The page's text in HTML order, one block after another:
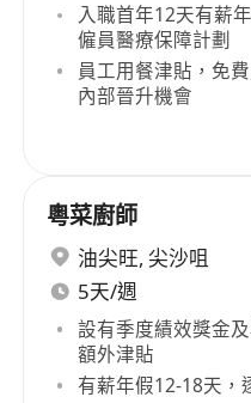
入職首年12天有薪
僱員醫療保障計劃
員工用餐津貼，免
內部晉升機會
粵菜廚師
油尖旺, 尖沙咀
5天/週
設有季度績效獎金
額外津貼
有薪年假12-18天，